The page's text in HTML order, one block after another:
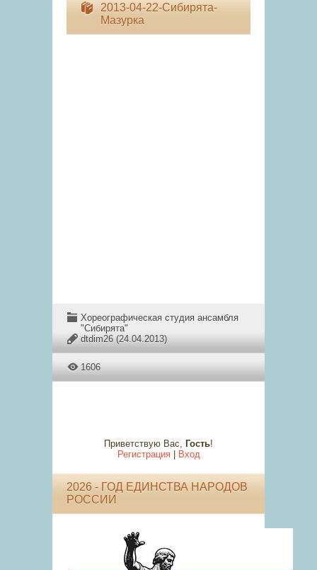
2013-04-22-Сибирята-
Мазурка
Хореографическая студия ансамбля
"Сибирята"
dtdim26 (24.04.2013)
1606
Приветствую Вас, Гость!
Регистрация| Вход
2026 - ГОД ЕДИНСТВА НАРОДОВ
РОССИИ